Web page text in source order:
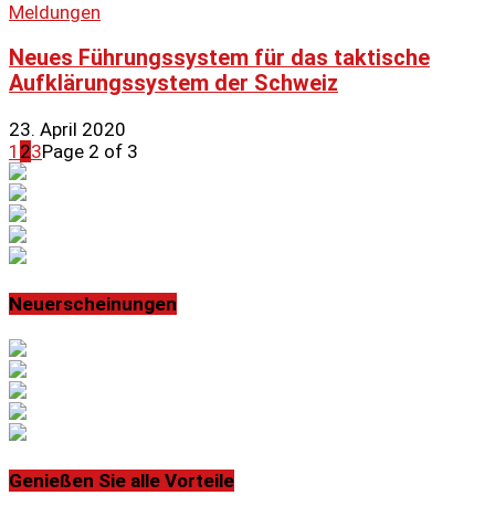
Meldungen
Neues Führungssystem für das taktische
Aufklärungssystem der Schweiz
23. April 2020
1 23Page 2 of 3
Neuerscheinungen
Genießen Sie alle Vorteile